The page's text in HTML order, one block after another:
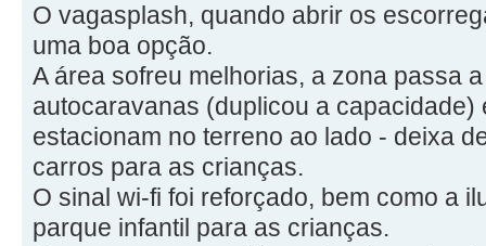
O vagasplash, quando abrir os
uma boa opção.
A área sofreu melhorias, a zona passa
autocaravanas (duplicou a capacidade)
estacionam no terreno ao lado - deixa
carros para as crianças.
O sinal wi-fi foi reforçado, bem como a
parque infantil para as crianças.